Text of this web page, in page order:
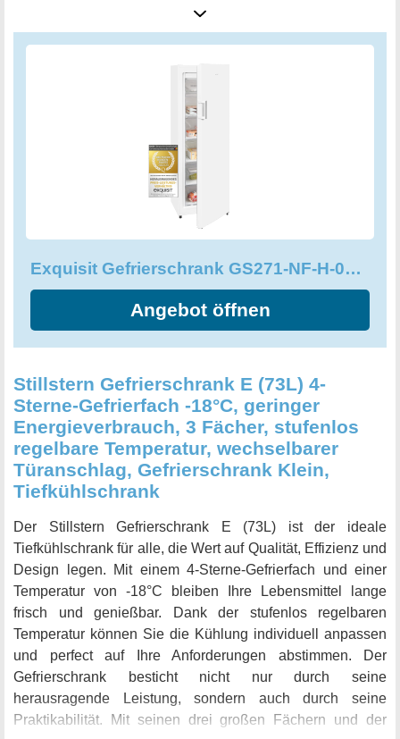
und somit passt der Gefrierschrank in jede Küche. Mit der
Energieeffizienzklasse E ist dieser Gefrierschrank nicht nur
Dank des praktischen Displays sehen Sie auf einen Blick
alle wichtigen Informationen. Bestellen Sie noch heute den
Exquisit Gefrierschrank GS271-NF-H-010E und halten Sie
Ihr Tiefkühlgut frisch wie nie zuvor!
Exquisit Gefrierschrank GS271-NF-H-010E weiss - Standgerät
Angebot öffnen
Stillstern Gefrierschrank E (73L) 4-
Sterne-Gefrierfach -18°C, geringer
Energieverbrauch, 3 Fächer, stufenlos
regelbare Temperatur, wechselbarer
Türanschlag, Gefrierschrank Klein,
Tiefkühlschrank
Der Stillstern Gefrierschrank E (73L) ist der ideale
Tiefkühlschrank für alle, die Wert auf Qualität, Effizienz und
Design legen. Mit einem 4-Sterne-Gefrierfach und einer
Temperatur von -18°C bleiben Ihre Lebensmittel lange
frisch und genießbar. Dank der stufenlos regelbaren
Temperatur können Sie die Kühlung individuell anpassen
und perfect auf Ihre Anforderungen abstimmen. Der
Gefrierschrank besticht nicht nur durch seine
herausragende Leistung, sondern auch durch seine
Praktikabilität. Mit seinen drei großen Fächern und der